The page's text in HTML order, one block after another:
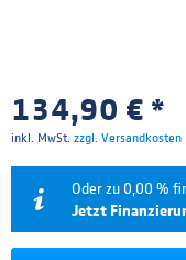
134,90 € *
inkl. MwSt. zzgl. Versandkosten
Oder zu 0,00 %
Jetzt